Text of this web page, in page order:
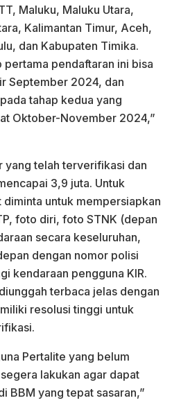
Maluku, Maluku Utara,
Kalimantan Timur, Aceh,
dan Kabupaten Timika.
pendaftaran ini bisa
September 2024, dan
tahap kedua yang
Oktober-November 2024,”
yang telah terverifikasi dan
3,9 juta. Untuk
untuk mempersiapkan
foto diri, foto STNK (depan
secara keseluruhan,
dengan nomor polisi
kendaraan pengguna KIR.
terbaca jelas dengan
resolusi tinggi untuk
Pertalite yang belum
lakukan agar dapat
BBM yang tepat sasaran,”